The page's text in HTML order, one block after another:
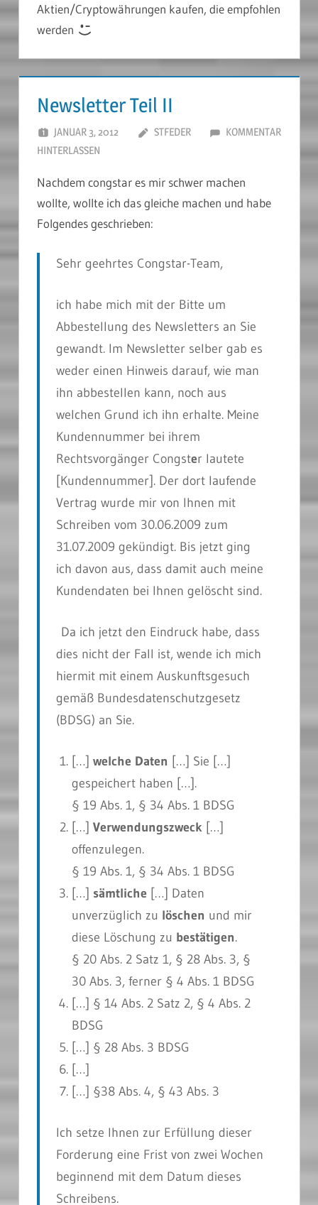
Aktien/Cryptowährungen kaufen, die empfohlen
werden
Newsletter Teil II
JANUAR 3, 2012 STFEDER
KOMMENTAR
HINTERLASSEN
Nachdem congstar es mir schwer machen
wollte, wollte ich das gleiche machen und habe
Folgendes geschrieben:
Sehr geehrtes Congstar-Team,
ich habe mich mit der Bitte um
Abbestellung des Newsletters an Sie
gewandt. Im Newsletter selber gab es
weder einen Hinweis darauf, wie man
ihn abbestellen kann, noch aus
welchen Grund ich ihn erhalte. Meine
Kundennummer bei ihrem
Rechtsvorgänger Congster lautete
[Kundennummer]. Der dort laufende
Vertrag wurde mir von Ihnen mit
Schreiben vom 30.06.2009 zum
31.07.2009 gekündigt. Bis jetzt ging
ich davon aus, dass damit auch meine
Kundendaten bei Ihnen gelöscht sind.
Da ich jetzt den Eindruck habe, dass
dies nicht der Fall ist, wende ich mich
hiermit mit einem Auskunftsgesuch
gemäß Bundesdatenschutzgesetz
(BDSG) an Sie.
[…] welche Daten […] Sie […]
gespeichert haben […].
§ 19 Abs. 1, § 34 Abs. 1 BDSG
[…] Verwendungszweck […]
offenzulegen.
§ 19 Abs. 1, § 34 Abs. 1 BDSG
[…] sämtliche […] Daten
unverzüglich zu löschen und mir
diese Löschung zu bestätigen.
§ 20 Abs. 2 Satz 1, § 28 Abs. 3, §
30 Abs. 3, ferner § 4 Abs. 1 BDSG
[…] § 14 Abs. 2 Satz 2, § 4 Abs. 2
BDSG
[…] § 28 Abs. 3 BDSG
[…]
[…] §38 Abs. 4, § 43 Abs. 3
Ich setze Ihnen zur Erfüllung dieser
Forderung eine Frist von zwei Wochen
beginnend mit dem Datum dieses
Schreibens.